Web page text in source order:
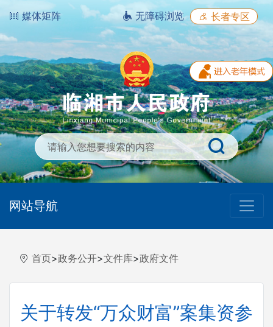
媒体矩阵 无障碍浏览 长者专区
网站导航
首页>政务公开>文件库>政府文件
关于转发“万众财富”案集资参